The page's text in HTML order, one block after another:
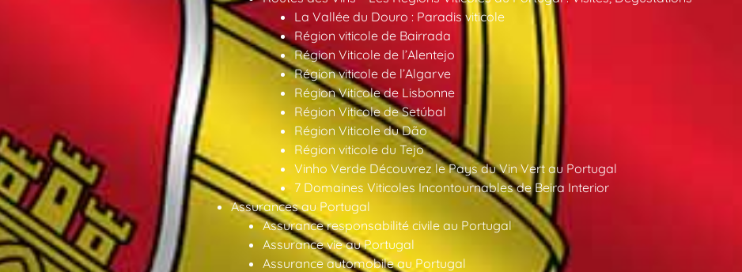
La Vallée du Douro : Paradis viticole
Région viticole de Bairrada
Région Viticole de l’Alentejo
Région viticole de l’Algarve
Région Viticole de Lisbonne
Région Viticole de Setúbal
Région Viticole du Dão
Région viticole du Tejo
Vinho Verde Découvrez le Pays du Vin Vert au Portugal
7 Domaines Viticoles Incontournables de Beira Interior
Assurances au Portugal
Assurance responsabilité civile au Portugal
Assurance vie au Portugal
Assurance automobile au Portugal